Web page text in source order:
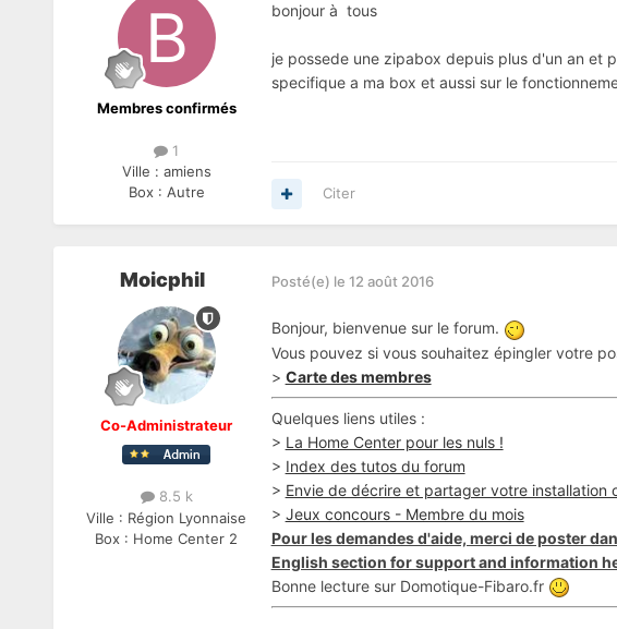
Membres confirmés
1
Ville : amiens
Box : Autre
bonjour à tous
je possede une zipabox depuis plus d'un an et
specifique a ma box et aussi sur le
Citer
Moicphil
Co-Administrateur
8.5 k
Ville : Région Lyonnaise
Box : Home Center 2
Posté(e) le 12 août 2016
Bonjour, bienvenue sur le forum.
Vous pouvez si vous souhaitez épingler votre
> Carte des membres
Quelques liens utiles :
> La Home Center pour les nuls !
> Index des tutos du forum
> Envie de décrire et partager votre installation
> Jeux concours - Membre du mois
Pour les demandes d'aide, merci de poster
English section for support and information
Bonne lecture sur Domotique-Fibaro.fr